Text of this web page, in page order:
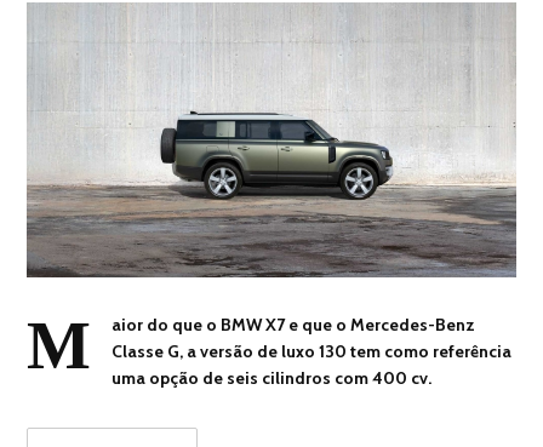
M
aior do que o BMW X7 e que o Mercedes-Benz
Classe G, a versão de luxo 130 tem como referência
uma opção de seis cilindros com 400 cv.